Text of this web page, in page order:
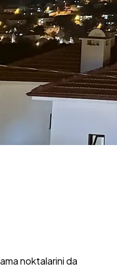
noktalarini da